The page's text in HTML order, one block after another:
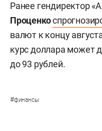
Ранее гендиректор
Проценко
валют к концу
курс доллара может
до 93 рублей.
#финансы